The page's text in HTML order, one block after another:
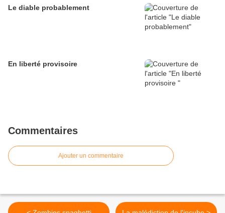
Le diable probablement
En liberté provisoire
Commentaires
Ajouter un commentaire